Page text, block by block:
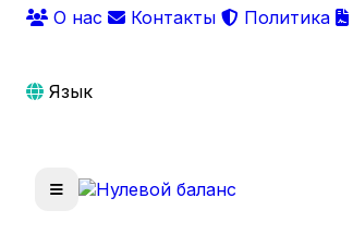
О нас
Контакты Политика
Язык